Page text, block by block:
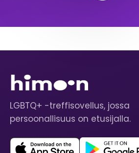
LGBTQ+ -treffisovellus, jossa
persoonallisuus on etusijalla.